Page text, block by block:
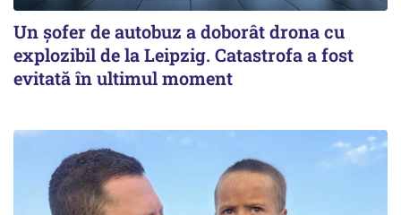
Un șofer de autobuz a doborât drona cu
explozibil de la Leipzig. Catastrofa a fost
evitată în ultimul moment